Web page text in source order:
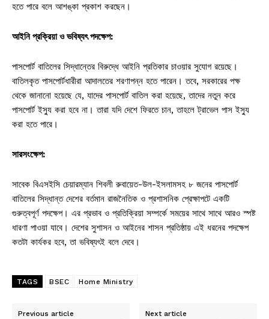
হতে পারে বলে আশঙ্কা প্রকাশ করছেন।
আইনি প্রক্রিয়া ও ভবিষ্যৎ পদক্ষেপ:
পাসপোর্ট বাতিলের সিদ্ধান্তের বিরুদ্ধে আইনি প্রতিকার চাওয়ার সুযোগ রয়েছে।
বাতিলকৃত পাসপোর্টধারীরা আদালতের শরণাপন্ন হতে পারেন। তবে, সরকারের পক্ষ
থেকে জানানো হয়েছে যে, যাদের পাসপোর্ট বাতিল করা হয়েছে, তাদের নতুন করে
পাসপোর্ট ইস্যু করা হবে না। তারা যদি দেশে ফিরতে চান, তাহলে ট্রাভেল পাস ইস্যু
করা হতে পারে।
সারসংক্ষেপ:
সাবেক বিএসইসি চেয়ারম্যান শিবলী রুবায়েত-উল-ইসলামসহ ৮ জনের পাসপোর্ট
বাতিলের সিদ্ধান্ত দেশের বর্তমান রাজনৈতিক ও প্রশাসনিক প্রেক্ষাপটে একটি
গুরুত্বপূর্ণ পদক্ষেপ। এর প্রভাব ও প্রতিক্রিয়া সম্পর্কে সময়ের সাথে সাথে আরও স্পষ্ট
ধারণা পাওয়া যাবে। দেশের সুশাসন ও আইনের শাসন প্রতিষ্ঠায় এই ধরনের পদক্ষেপ
কতটা কার্যকর হবে, তা ভবিষ্যৎই বলে দেবে।
TAGS BSEC Home Ministry
Previous article Next article